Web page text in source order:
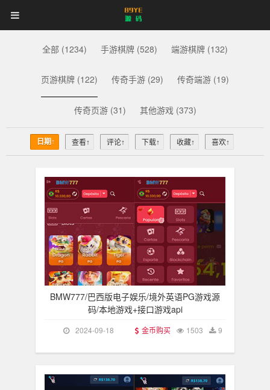
89YE
源
码
89YE 首页
破解软件 视频教程
登录 注册 登注不正常？
全部 (1234) 手游棋牌 (528) 端游棋牌 (132)
页游棋牌 (122) 传奇手游 (29) 传奇端游 (19)
传奇页游 (31) 其他游戏 (373)
日期↑ 查看↑ 评论↑ 下载↑ 收藏↑ 喜欢↑
BMW777/巴西版电子娱乐/境外英语PG游戏源
码/本地游戏+接口游戏api
2024-09-18 9
1503
金币购买